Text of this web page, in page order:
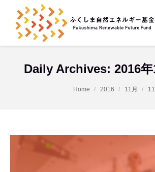
Daily Archives: 2016年
Home 2016 11月 11